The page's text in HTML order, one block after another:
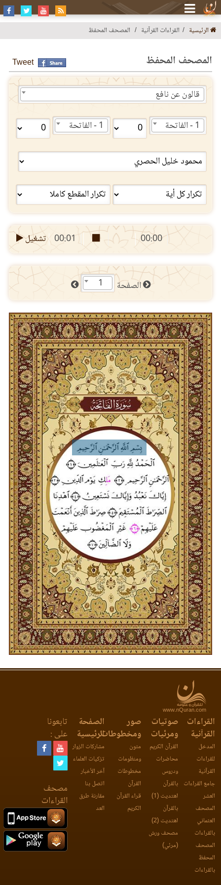
الرئيسية القراءات القرآنية المصحف المحفظ
المصحف المحفظ Tweet
قالون عن نافع
1 - الفاتحة 1 - الفاتحة
00:00
00:01 تشغيل
الصفحة 1
www.nQuran.com
القراءات
القرآنية
المدخل
للقراءات
القرآنية
جامع القراءات
العشر
المصحف
العثماني
بالقراءات
المصحف
المحفظ
بالقراءات
صوتيات
ومرئيات
القرآن الكريم
محاضرات
ودروس
بالقرآن
اهتديت (1)
بالقرآن
اهتديت (2)
مصحف ورش
(مرئي)
صور
ومخطوطات
متون
ومنظومات
مخطوطات
القرآن
قراء القرآن
الكريم
الصفحة
الرئيسية
مشاركات الزوار
تزكيات العلماء
آخر الأخبار
اتصل بنا
مقارنة طرق
العد
تابعونا
على :
مصحف
القراءات